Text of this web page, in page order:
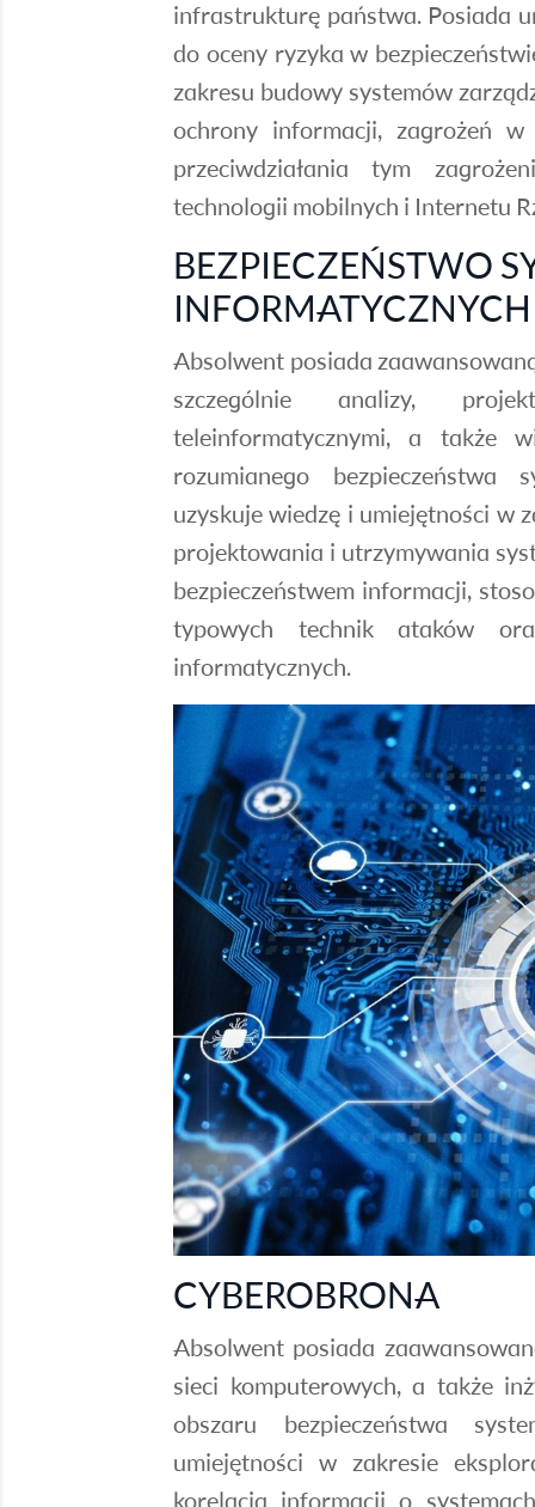
infrastrukturę państwa. Posiada
do oceny ryzyka w
zakresu budowy systemów
ochrony informacji, zagrożeń w
przeciwdziałania tym
technologii mobilnych i Internetu
BEZPIECZEŃSTWO
INFORMATYCZNYCH
Absolwent posiada
szczególnie analizy,
teleinformatycznymi, a także
rozumianego bezpieczeństwa
uzyskuje wiedzę i umiejętności w
projektowania i utrzymywania
bezpieczeństwem informacji,
typowych technik ataków
informatycznych.
CYBEROBRONA
Absolwent posiada
sieci komputerowych, a także
obszaru bezpieczeństwa
umiejętności w zakresie
korelacja informacji o